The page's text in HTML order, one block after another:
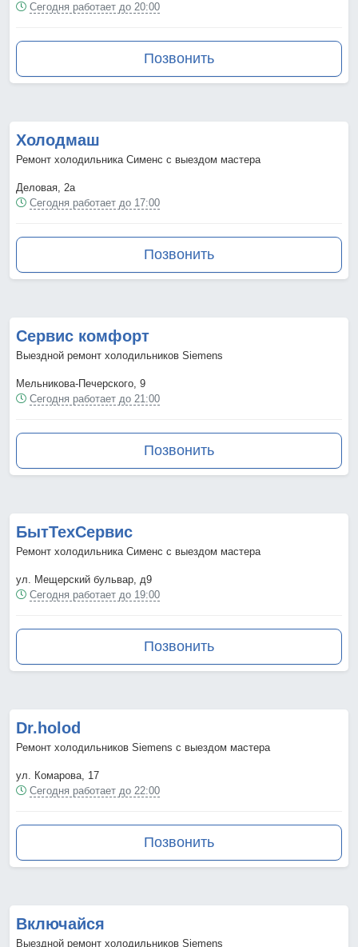
Сегодня работает до 20:00
Позвонить
Холодмаш
Ремонт холодильника Сименс с выездом мастера
Деловая, 2а
Сегодня работает до 17:00
Позвонить
Сервис комфорт
Выездной ремонт холодильников Siemens
Мельникова-Печерского, 9
Сегодня работает до 21:00
Позвонить
БытТехСервис
Ремонт холодильника Сименс с выездом мастера
ул. Мещерский бульвар, д9
Сегодня работает до 19:00
Позвонить
Dr.holod
Ремонт холодильников Siemens с выездом мастера
ул. Комарова, 17
Сегодня работает до 22:00
Позвонить
Включайся
Выездной ремонт холодильников Siemens